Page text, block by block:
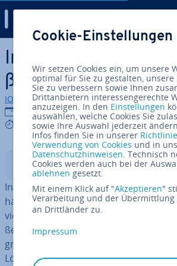
Zum Haupt­in­halt springen
Instagram-
ßern: so einfach
IONOS Redaktion
08.12.2021
3 mins
Auf Auf
In­halts­ver­zeich­nis
Instagram ist die Fo­to­platt­form
hat sie ein Manko: Das Pro­fil­bild lässt
vielen anderen sozialen Netz­wer­ken,
ßern. Möchten Sie solche Instagram-
grö­ßern, ver­spre­chen Apps und
Lösung. Dabei wird das als Pro­fil­bild
Cookie-Einstellungen
Wir setzen Cookies ein, um unsere
optimal für Sie zu gestalten,
Sie zu verbessern sowie Ihnen
Drittanbietern interessengerechte
anzuzeigen. In den Einstellungen
auswählen, welche Cookies Sie
sowie Ihre Auswahl jederzeit
Infos finden Sie in unserer
Verwendung von Cookies und in
Datenschutzhinweisen. Technisch
Cookies werden auch bei der
ablehnen gesetzt.
Mit einem Klick auf "Akzeptieren"
Verarbeitung und der Übermittlung
an Drittländer zu.
Impressum